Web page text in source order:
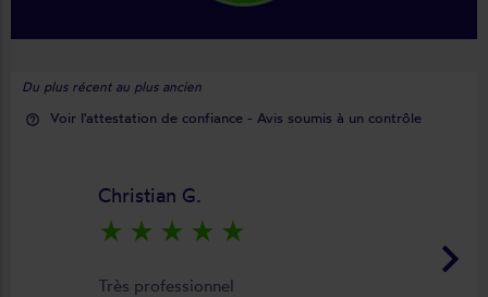
Du plus récent au plus ancien
help_outline Voir l'attestation de confiance - Avis soumis à un contrôle
keyboard_arrow_right
Christian G.
star_rate star_rate star_rate star_rate star_rate
Très professionnel